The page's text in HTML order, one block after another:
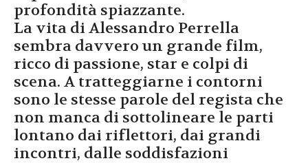
profondità spiazzante.
La vita di Alessandro Perrella
sembra davvero un grande film,
ricco di passione, star e colpi di
scena. A tratteggiarne i contorni
sono le stesse parole del regista che
non manca di sottolineare le parti
lontano dai riflettori, dai grandi
incontri, dalle soddisfazioni